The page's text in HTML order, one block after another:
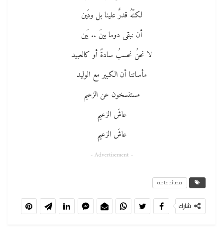
لكنّهُ قدرٌ علينا بل ودَين
أن نبقى دوما بينَ .. بَين
لا نحنُ نحسبُ سادةً أو كالعبيد
مأساتنا أن الكبير مع الوليد
مستنسخون عن الزعيم
عاشَ الزعيم
عاشَ الزعيم
- Advertisement -
قصائد عامه
شارك